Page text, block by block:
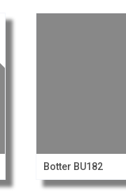
Botter BU182